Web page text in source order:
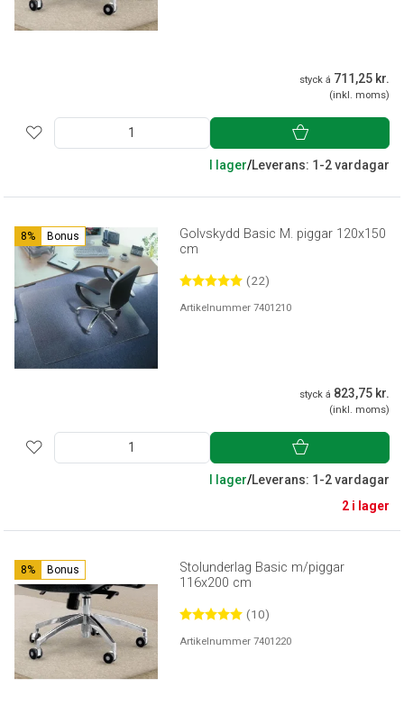
styck á 711,25 kr.
(inkl. moms)
I lager/Leverans: 1-2 vardagar
8% Bonus
Golvskydd Basic M. piggar 120x150
cm
(22)
Artikelnummer 7401210
styck á 823,75 kr.
(inkl. moms)
I lager/Leverans: 1-2 vardagar
2 i lager
8% Bonus
Stolunderlag Basic m/piggar
116x200 cm
(10)
Artikelnummer 7401220